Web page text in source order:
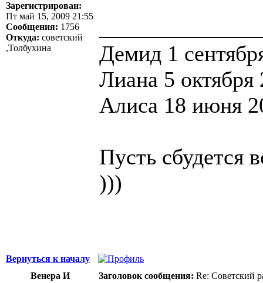
Зарегистрирован:
Пт май 15, 2009 21:55
Сообщения: 1756
Откуда: советский
,Толбухина
Демид 1
Лиана 5 октября
Алиса 18 июня
Пусть сбудется
)))
Вернуться к началу
Венера И
Заголовок сообщения: Re: Советский